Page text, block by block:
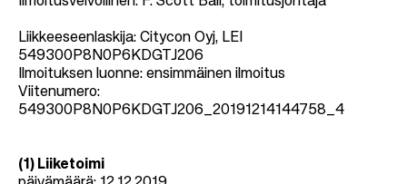
u
Liikkeeseenlaskija: Citycon Oyj, LEI
549300P8N0P6KDGTJ206
Ilmoituksen luonne: ensimmäinen ilmoitus
Viitenumero:
549300P8N0P6KDGTJ206_20191214144758_4
(1) Liiketoimi